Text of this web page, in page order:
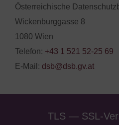
Österreichische
Wickenburggasse 8
1080 Wien
Telefon: +43 1 521 52-25 69
E-Mail: dsb@dsb.gv.at
TLS — SSL-